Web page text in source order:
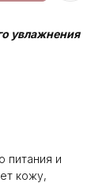
увлажнения
питания и
кожу,